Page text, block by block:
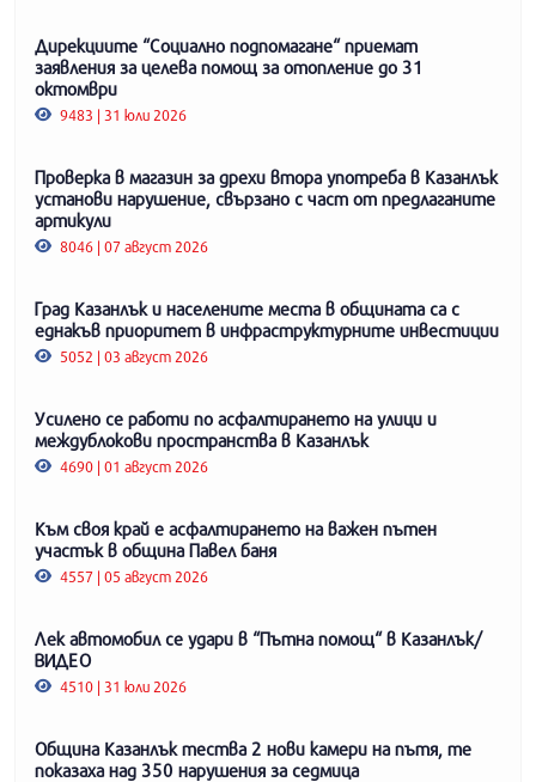
Дирекциите “Социално подпомагане“ приемат
заявления за целева помощ за отопление до 31
октомври
9483 | 31 юли 2026
Проверка в магазин за дрехи втора употреба в Казанлък
установи нарушение, свързано с част от предлаганите
артикули
8046 | 07 август 2026
Град Казанлък и населените места в общината са с
еднакъв приоритет в инфраструктурните инвестиции
5052 | 03 август 2026
Усилено се работи по асфалтирането на улици и
междублокови пространства в Казанлък
4690 | 01 август 2026
Към своя край е асфалтирането на важен пътен
участък в община Павел баня
4557 | 05 август 2026
Лек автомобил се удари в “Пътна помощ“ в Казанлък/
ВИДЕО
4510 | 31 юли 2026
Община Казанлък тества 2 нови камери на пътя, те
показаха над 350 нарушения за седмица